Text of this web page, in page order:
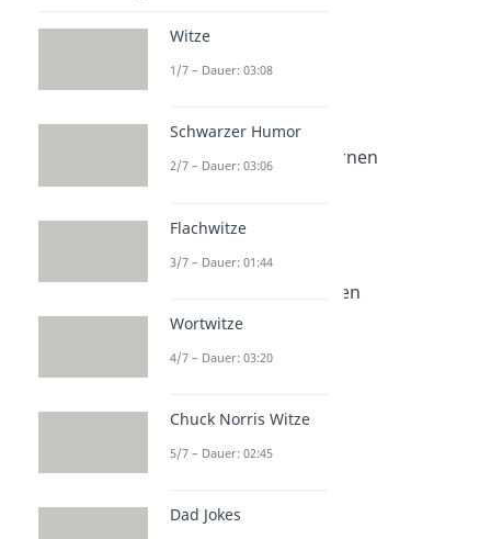
Inspiration
Hobbys
Dauer: 03:15
Fragen zum Kennenlernen
Dauer: 02:22
Dauer: 02:19
Deutsche Beleidigungen
Dauer: 03:29
Witze
1/7 – Dauer: 03:08
Schwarzer Humor
2/7 – Dauer: 03:06
Flachwitze
3/7 – Dauer: 01:44
Wortwitze
4/7 – Dauer: 03:20
Chuck Norris Witze
5/7 – Dauer: 02:45
Dad Jokes